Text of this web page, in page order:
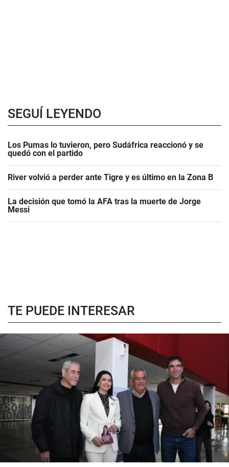
SEGUÍ LEYENDO
Los Pumas lo tuvieron, pero Sudáfrica reaccionó y se
quedó con el partido
River volvió a perder ante Tigre y es último en la Zona B
La decisión que tomó la AFA tras la muerte de Jorge
Messi
TE PUEDE INTERESAR